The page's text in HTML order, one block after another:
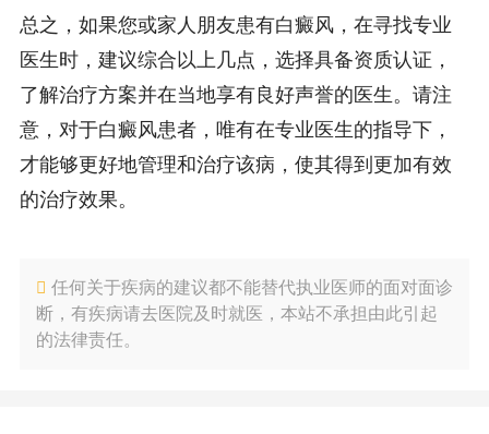
总之，如果您或家人朋友患有白癜风，在寻找专业
医生时，建议综合以上几点，选择具备资质认证，
了解治疗方案并在当地享有良好声誉的医生。请注
意，对于白癜风患者，唯有在专业医生的指导下，
才能够更好地管理和治疗该病，使其得到更加有效
的治疗效果。
任何关于疾病的建议都不能替代执业医师的面对面诊
断，有疾病请去医院及时就医，本站不承担由此引起
的法律责任。